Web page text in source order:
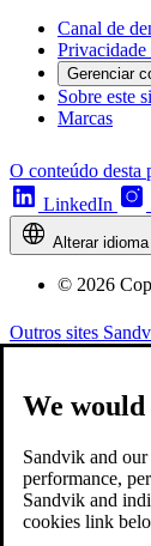
Canal de
Privacidade
Gerenciar
Sobre este
Marcas
O conteúdo desta
LinkedIn
Alterar idioma
© 2026
Outros sites
We
Sandvik and
performance,
Sandvik and
cookies link